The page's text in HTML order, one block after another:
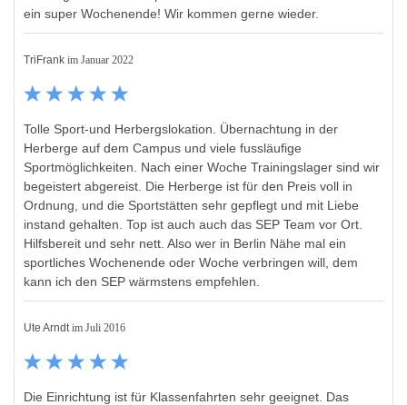
ein super Wochenende! Wir kommen gerne wieder.
TriFrank im Januar 2022
Tolle Sport-und Herbergslokation. Übernachtung in der
Herberge auf dem Campus und viele fussläufige
Sportmöglichkeiten. Nach einer Woche Trainingslager sind wir
begeistert abgereist. Die Herberge ist für den Preis voll in
Ordnung, und die Sportstätten sehr gepflegt und mit Liebe
instand gehalten. Top ist auch auch das SEP Team vor Ort.
Hilfsbereit und sehr nett. Also wer in Berlin Nähe mal ein
sportliches Wochenende oder Woche verbringen will, dem
kann ich den SEP wärmstens empfehlen.
Ute Arndtim Juli 2016
Die Einrichtung ist für Klassenfahrten sehr geeignet. Das